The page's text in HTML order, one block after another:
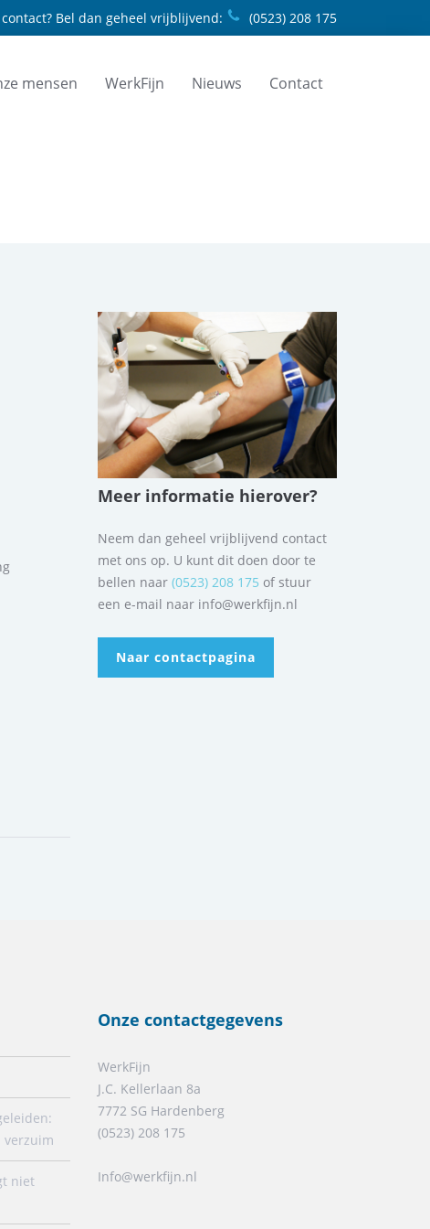
Bel dan geheel vrijblijvend: (0523) 208 175
mensen WerkFijn Nieuws Contact
Meer informatie hierover?
Neem dan geheel vrijblijvend contact
met ons op. U kunt dit doen door te
bellen naar (0523) 208 175 of stuur
een e-mail naar info@werkfijn.nl
Naar contactpagina
verzuim
niet
Onze contactgegevens
WerkFijn
J.C. Kellerlaan 8a
7772 SG Hardenberg
(0523) 208 175
Info@werkfijn.nl